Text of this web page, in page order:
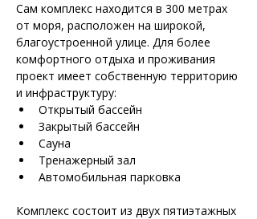
Сам комплекс находится в 300 метрах
от моря, расположен на широкой,
благоустроенной улице. Для более
комфортного отдыха и проживания
проект имеет собственную территорию
и инфраструктуру:
Открытый бассейн
Закрытый бассейн
Сауна
Тренажерный зал
Автомобильная парковка
Комплекс состоит из двух пятиэтажных